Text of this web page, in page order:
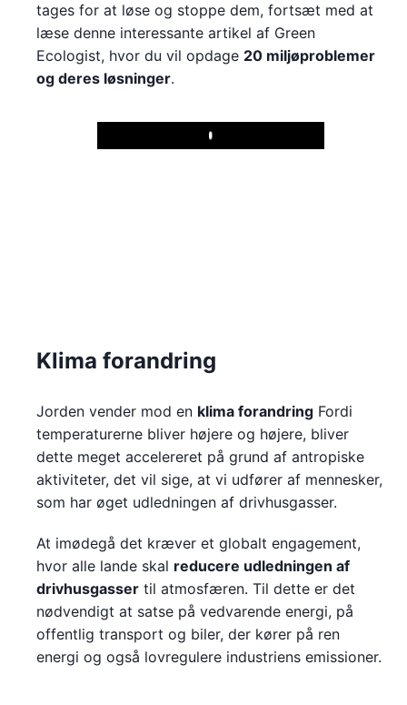
tages for at løse og stoppe dem, fortsæt med at
læse denne interessante artikel af Green
Ecologist, hvor du vil opdage 20 miljøproblemer
og deres løsninger.
Play
Klima forandring
Jorden vender mod en klima forandring Fordi
temperaturerne bliver højere og højere, bliver
dette meget accelereret på grund af antropiske
aktiviteter, det vil sige, at vi udfører af mennesker,
som har øget udledningen af drivhusgasser.
At imødegå det kræver et globalt engagement,
hvor alle lande skal reducere udledningen af
drivhusgasser til atmosfæren. Til dette er det
nødvendigt at satse på vedvarende energi, på
offentlig transport og biler, der kører på ren
energi og også lovregulere industriens emissioner.